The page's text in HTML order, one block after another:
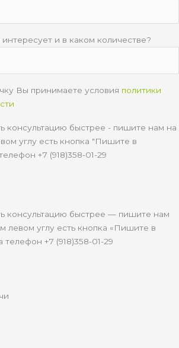
и в каком количестве?
Вы принимаете условия политики
консультацию быстрее - пишите нам на
углу есть кнопка "Пишите в
+7 (918)358-01-29
консультацию быстрее — пишите нам
левом углу есть кнопка «Пишите в
+7 (918)358-01-29